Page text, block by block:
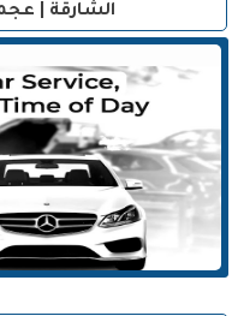
الشارقة |